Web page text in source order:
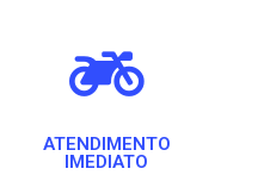
ATENDIMENTO
IMEDIATO